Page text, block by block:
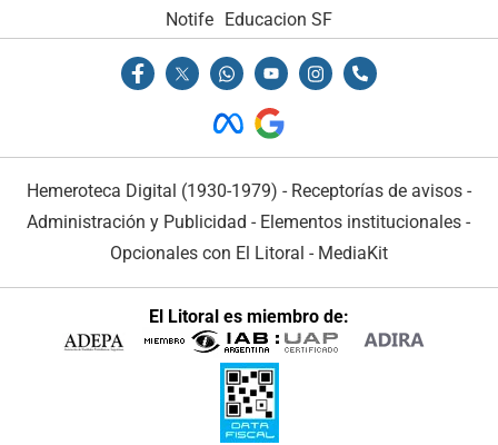
Notife Educacion SF
Hemeroteca Digital (1930-1979) - Receptorías de avisos -
Administración y Publicidad - Elementos institucionales -
Opcionales con El Litoral - MediaKit
El Litoral es miembro de: